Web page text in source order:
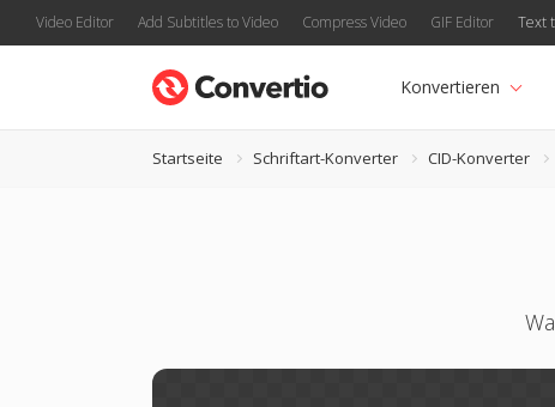
Video Editor Add Subtitles to Video Compress Video GIF Editor Text
Konvertieren
Startseite Schriftart-Konverter CID-Konverter